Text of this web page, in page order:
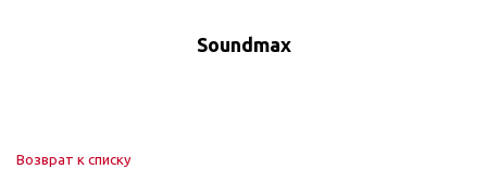
Soundmax
Возврат к списку